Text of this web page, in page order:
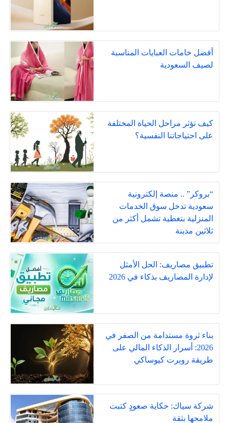
أفضل خامات العبايات المناسبة
لصيف السعودية
كيف تؤثر مراحل الحياة المختلفة
على احتياجاتنا النفسية؟
“بروكر” .. منصة إلكترونية
سعودية تدخل سوق الخدمات
المنزلية بتغطية تشمل أكثر من
ثلاثين مدينة
تطبيق مصاريف: الحل الأمثل
لإدارة المصاريف بذكاء في 2026
بناء ثروة مستدامة من الصفر في
2026: أسرار الذكاء المالي على
طريقة روبرت كيوساكي
شركة سياك: حكاية صعودٍ كتبت
ملامحها بثقة